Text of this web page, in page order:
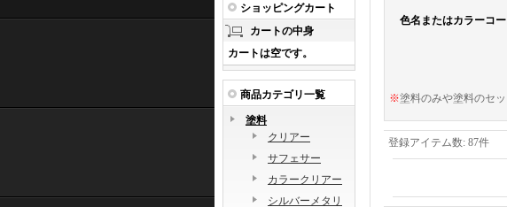
ショッピングカート
カートの中身
カートは空です。
商品カテゴリ一覧
塗料
クリアー
サフェサー
カラークリアー
シルバーメタリ
色名またはカラーコ
※塗料のみや塗料のセ
登録アイテム数: 87件